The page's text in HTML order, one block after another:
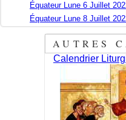
Équateur Lune 6 Juillet
Équateur Lune 8 Juillet
AUTRES
Calendrier